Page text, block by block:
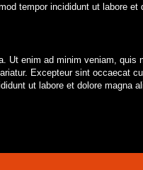
tempor incididunt ut labore
Ut enim ad minim veniam,
Excepteur sint occaecat
ut labore et dolore magna